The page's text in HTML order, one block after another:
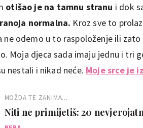
otišao je na tamnu stranu i dok
normalna. Kroz sve to
ne odemo u to raspoloženje ili
Moja djeca sada imaju jednu i tri
nestali i nikad neće. Moje srce je
MOŽDA TE ZANIMA...
Niti ne primijetiš: 20
prvoj godini